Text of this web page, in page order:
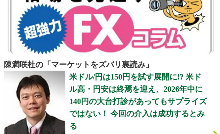
陳満咲杜の「マーケットをズバリ裏読み」
米ドル/円は150円を試す展開に!? 米ド
ル高・円安は終焉を迎え、2026年中に
140円の大台打診があってもサプライズ
ではない！ 今回の介入は成功するとみ
る